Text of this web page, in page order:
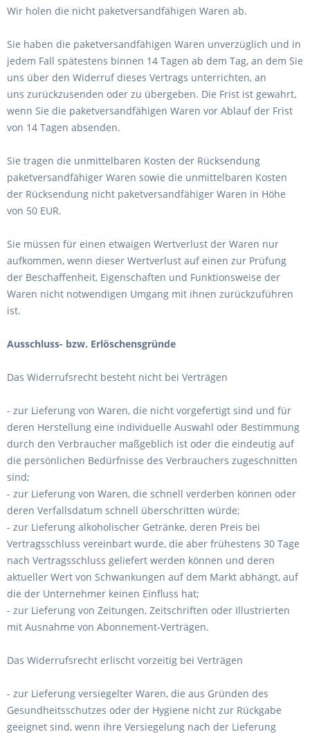
Wir holen die nicht paketversandfähigen Waren ab.
Sie haben die paketversandfähigen Waren unverzüglich und in
jedem Fall spätestens binnen 14 Tagen ab dem Tag, an dem Sie
uns über den Widerruf dieses Vertrags unterrichten, an
uns zurückzusenden oder zu übergeben. Die Frist ist gewahrt,
wenn Sie die paketversandfähigen Waren vor Ablauf der Frist
von 14 Tagen absenden.
Sie tragen die unmittelbaren Kosten der Rücksendung
paketversandfähiger Waren sowie die unmittelbaren Kosten
der Rücksendung nicht paketversandfähiger Waren in Höhe
von 50 EUR.
Sie müssen für einen etwaigen Wertverlust der Waren nur
aufkommen, wenn dieser Wertverlust auf einen zur Prüfung
der Beschaffenheit, Eigenschaften und Funktionsweise der
Waren nicht notwendigen Umgang mit ihnen zurückzuführen
ist.
Ausschluss- bzw. Erlöschensgründe
Das Widerrufsrecht besteht nicht bei Verträgen
- zur Lieferung von Waren, die nicht vorgefertigt sind und für
deren Herstellung eine individuelle Auswahl oder Bestimmung
durch den Verbraucher maßgeblich ist oder die eindeutig auf
die persönlichen Bedürfnisse des Verbrauchers zugeschnitten
sind;
- zur Lieferung von Waren, die schnell verderben können oder
deren Verfallsdatum schnell überschritten würde;
- zur Lieferung alkoholischer Getränke, deren Preis bei
Vertragsschluss vereinbart wurde, die aber frühestens 30 Tage
nach Vertragsschluss geliefert werden können und deren
aktueller Wert von Schwankungen auf dem Markt abhängt, auf
die der Unternehmer keinen Einfluss hat;
- zur Lieferung von Zeitungen, Zeitschriften oder Illustrierten
mit Ausnahme von Abonnement-Verträgen.
Das Widerrufsrecht erlischt vorzeitig bei Verträgen
- zur Lieferung versiegelter Waren, die aus Gründen des
Gesundheitsschutzes oder der Hygiene nicht zur Rückgabe
geeignet sind, wenn ihre Versiegelung nach der Lieferung